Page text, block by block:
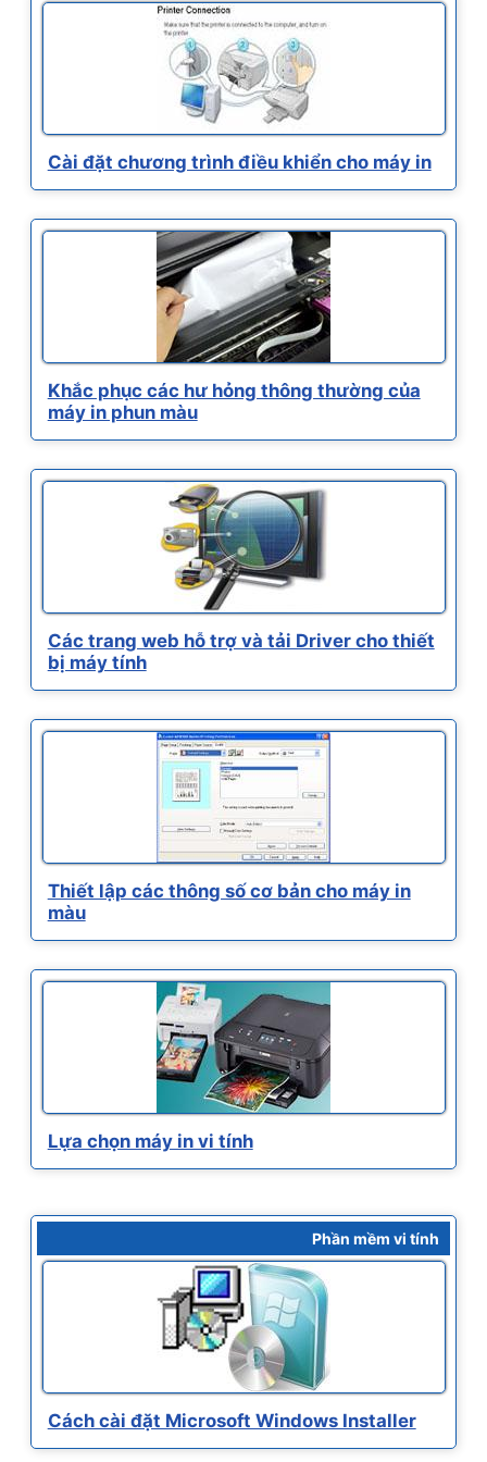
Cài đặt chương trình điều khiển cho máy in
Khắc phục các hư hỏng thông thường của
máy in phun màu
Các trang web hỗ trợ và tải Driver cho thiết
bị máy tính
Thiết lập các thông số cơ bản cho máy in
màu
Lựa chọn máy in vi tính
Phần mềm vi tính
Cách cài đặt Microsoft Windows Installer